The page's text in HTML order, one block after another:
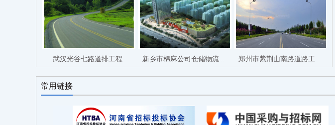
武汉光谷七路道排工程 新乡市棉麻公司仓储物流... 郑州市紫荆山南路道路工...
常用链接